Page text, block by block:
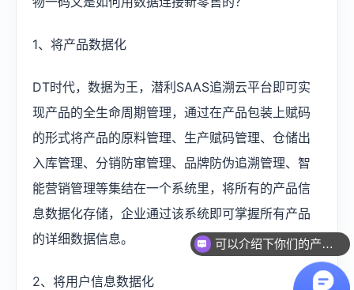
1、将产品数据化
DT时代，数据为王，潜利SAAS追溯云平台即可实
现产品的全生命周期管理，通过在产品包装上赋码
的形式将产品的原料管理、生产赋码管理、仓储出
入库管理、分销防窜管理、品牌防伪追溯管理、智
能营销管理等集结在一个系统里，将所有的产品信
息数据化存储，企业通过该系统即可掌握所有产品
的详细数据信息。
2、将用户信息数据化
可以介绍下你们的产品么？